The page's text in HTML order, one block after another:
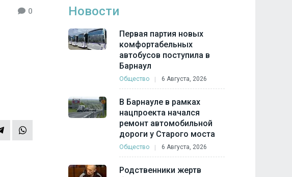
0 Новости
Первая партия новых
комфортабельных
автобусов поступила в
Барнаул
Общество 6 Августа, 2026
В Барнауле в рамках
нацпроекта начался
ремонт автомобильной
дороги у Старого моста
Общество 6 Августа, 2026
Родственники жертв